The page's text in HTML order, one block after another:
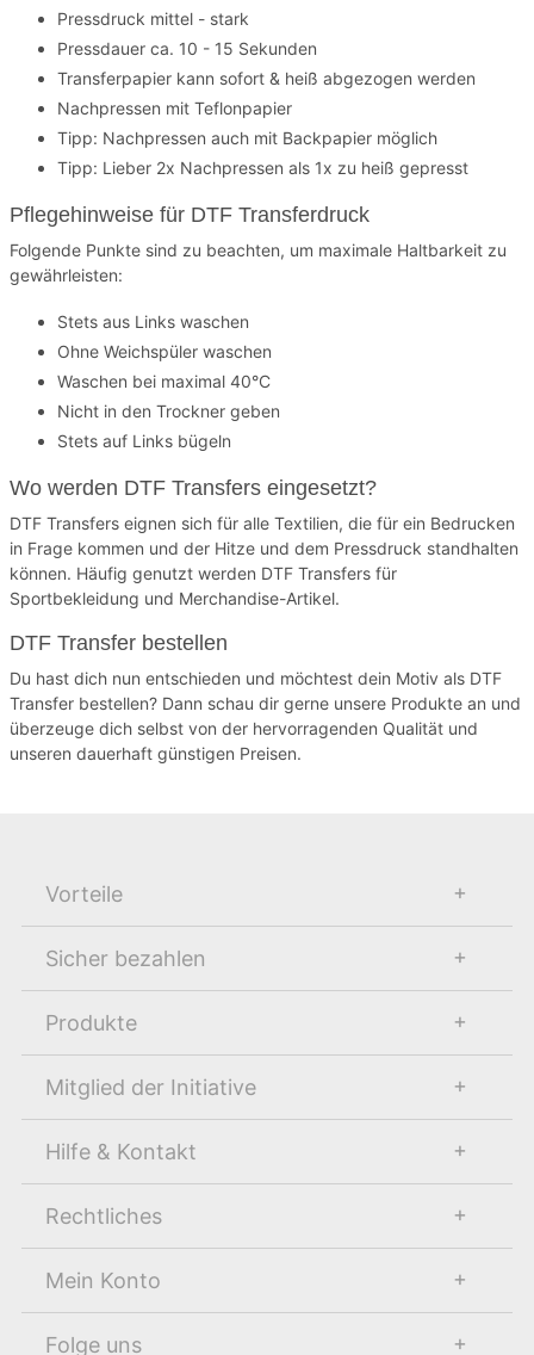
Pressdruck mittel - stark
Pressdauer ca. 10 - 15 Sekunden
Transferpapier kann sofort & heiß abgezogen werden
Nachpressen mit Teflonpapier
Tipp: Nachpressen auch mit Backpapier möglich
Tipp: Lieber 2x Nachpressen als 1x zu heiß gepresst
Pflegehinweise für DTF Transferdruck
Folgende Punkte sind zu beachten, um maximale Haltbarkeit zu
gewährleisten:
Stets aus Links waschen
Ohne Weichspüler waschen
Waschen bei maximal 40°C
Nicht in den Trockner geben
Stets auf Links bügeln
Wo werden DTF Transfers eingesetzt?
DTF Transfers eignen sich für alle Textilien, die für ein Bedrucken
in Frage kommen und der Hitze und dem Pressdruck standhalten
können. Häufig genutzt werden DTF Transfers für
Sportbekleidung und Merchandise-Artikel.
DTF Transfer bestellen
Du hast dich nun entschieden und möchtest dein Motiv als DTF
Transfer bestellen? Dann schau dir gerne unsere Produkte an und
überzeuge dich selbst von der hervorragenden Qualität und
unseren dauerhaft günstigen Preisen.
Vorteile
Sicher bezahlen
Produkte
Mitglied der Initiative
Hilfe & Kontakt
Rechtliches
Mein Konto
Folge uns